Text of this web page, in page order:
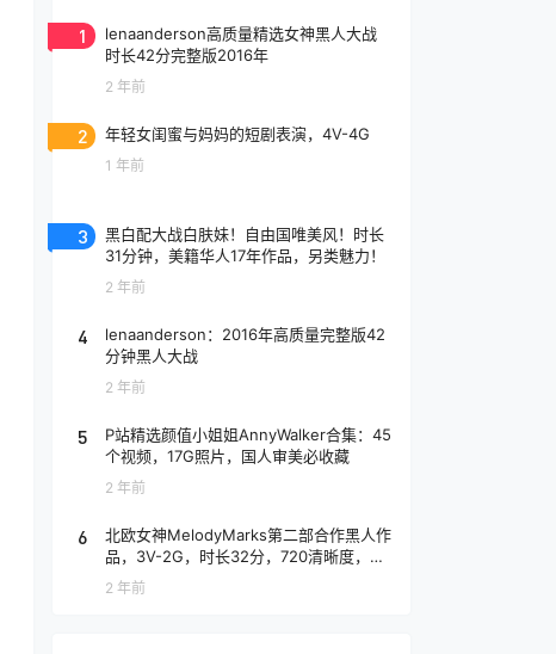
1
lenaanderson高质量精选女神黑人大战
时长42分完整版2016年
2 年前
2 年轻女闺蜜与妈妈的短剧表演，4V-4G
1 年前
3
黑白配大战白肤妹！自由国唯美风！时长
31分钟，美籍华人17年作品，另类魅力！
2 年前
4
lenaanderson：2016年高质量完整版42
分钟黑人大战
2 年前
5
P站精选颜值小姐姐AnnyWalker合集：45
个视频，17G照片，国人审美必收藏
2 年前
6
北欧女神MelodyMarks第二部合作黑人作
品，3V-2G，时长32分，720清晰度，抢
先版！
2 年前